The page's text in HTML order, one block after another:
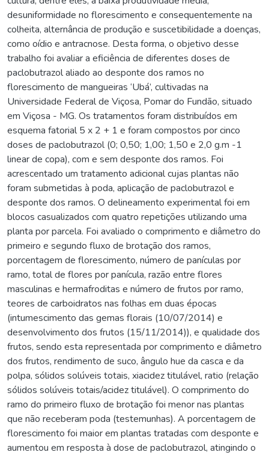
desuniformidade no florescimento e consequentemente na
colheita, alternância de produção e suscetibilidade a doenças,
como oídio e antracnose. Desta forma, o objetivo desse
trabalho foi avaliar a eficiência de diferentes doses de
paclobutrazol aliado ao desponte dos ramos no
florescimento de mangueiras ‘Ubá’, cultivadas na
Universidade Federal de Viçosa, Pomar do Fundão, situado
em Viçosa - MG. Os tratamentos foram distribuídos em
esquema fatorial 5 x 2 + 1 e foram compostos por cinco
doses de paclobutrazol (0; 0,50; 1,00; 1,50 e 2,0 g.m -1
linear de copa), com e sem desponte dos ramos. Foi
acrescentado um tratamento adicional cujas plantas não
foram submetidas à poda, aplicação de paclobutrazol e
desponte dos ramos. O delineamento experimental foi em
blocos casualizados com quatro repetições utilizando uma
planta por parcela. Foi avaliado o comprimento e diâmetro do
primeiro e segundo fluxo de brotação dos ramos,
porcentagem de florescimento, número de panículas por
ramo, total de flores por panícula, razão entre flores
masculinas e hermafroditas e número de frutos por ramo,
teores de carboidratos nas folhas em duas épocas
(intumescimento das gemas florais (10/07/2014) e
desenvolvimento dos frutos (15/11/2014)), e qualidade dos
frutos, sendo esta representada por comprimento e diâmetro
dos frutos, rendimento de suco, ângulo hue da casca e da
polpa, sólidos solúveis totais, xiacidez titulável, ratio (relação
sólidos solúveis totais/acidez titulável). O comprimento do
ramo do primeiro fluxo de brotação foi menor nas plantas
que não receberam poda (testemunhas). A porcentagem de
florescimento foi maior em plantas tratadas com desponte e
aumentou em resposta à dose de paclobutrazol, atingindo o